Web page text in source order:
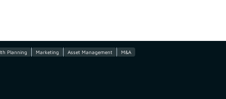
Planning Marketing Asset Management M&A